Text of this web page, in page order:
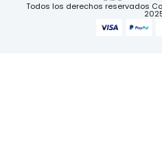
Todos los derechos reservados